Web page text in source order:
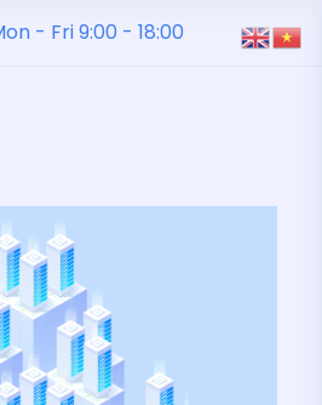
- Fri 9:00 - 18:00